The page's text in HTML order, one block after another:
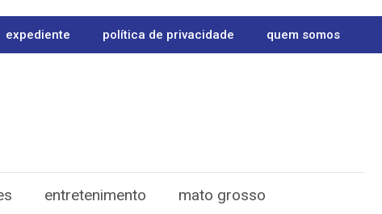
expediente política de privacidade quem somos
entretenimento mato grosso